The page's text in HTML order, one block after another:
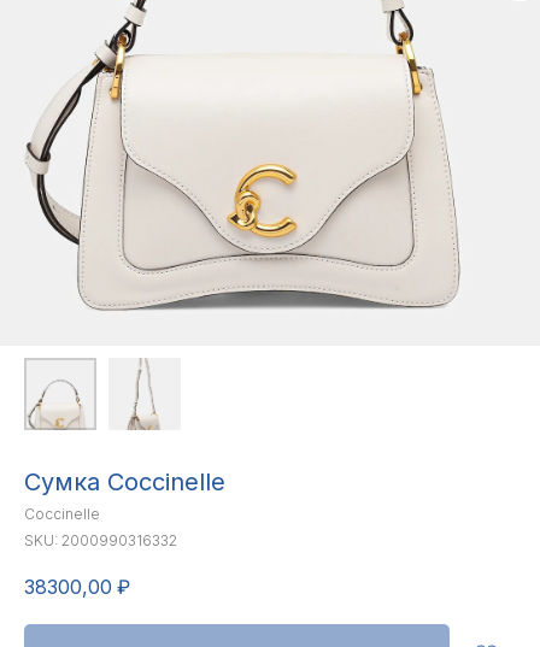
Сумка Coccinelle
Coccinelle
SKU: 2000990316332
38300,00 ₽